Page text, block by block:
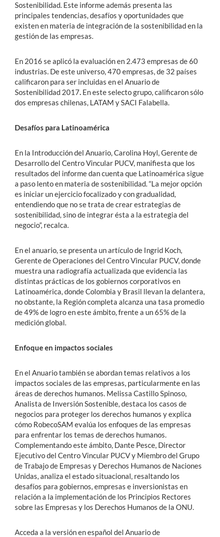
Sostenibilidad. Este informe además presenta las
principales tendencias, desafíos y oportunidades que
existen en materia de integración de la sostenibilidad en la
gestión de las empresas.
En 2016 se aplicó la evaluación en 2.473 empresas de 60
industrias. De este universo, 470 empresas, de 32 países
calificaron para ser incluidas en el Anuario de
Sostenibilidad 2017. En este selecto grupo, calificaron sólo
dos empresas chilenas, LATAM y SACI Falabella.
Desafíos para Latinoamérica
En la Introducción del Anuario, Carolina Hoyl, Gerente de
Desarrollo del Centro Vincular PUCV, manifiesta que los
resultados del informe dan cuenta que Latinoamérica sigue
a paso lento en materia de sostenibilidad. “La mejor opción
es iniciar un ejercicio focalizado y con gradualidad,
entendiendo que no se trata de crear estrategias de
sostenibilidad, sino de integrar ésta a la estrategia del
negocio”, recalca.
En el anuario, se presenta un artículo de Ingrid Koch,
Gerente de Operaciones del Centro Vincular PUCV, donde
muestra una radiografía actualizada que evidencia las
distintas prácticas de los gobiernos corporativos en
Latinoamérica, donde Colombia y Brasil llevan la delantera,
no obstante, la Región completa alcanza una tasa promedio
de 49% de logro en este ámbito, frente a un 65% de la
medición global.
Enfoque en impactos sociales
En el Anuario también se abordan temas relativos a los
impactos sociales de las empresas, particularmente en las
áreas de derechos humanos. Melissa Castillo Spinoso,
Analista de Inversión Sostenible, destaca los casos de
negocios para proteger los derechos humanos y explica
cómo RobecoSAM evalúa los enfoques de las empresas
para enfrentar los temas de derechos humanos.
Complementando este ámbito, Dante Pesce, Director
Ejecutivo del Centro Vincular PUCV y Miembro del Grupo
de Trabajo de Empresas y Derechos Humanos de Naciones
Unidas, analiza el estado situacional, resaltando los
desafíos para gobiernos, empresas e inversionistas en
relación a la implementación de los Principios Rectores
sobre las Empresas y los Derechos Humanos de la ONU.
Acceda a la versión en español del Anuario de